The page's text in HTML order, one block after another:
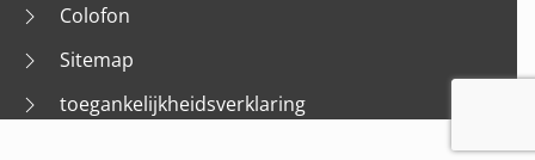
Colofon
Sitemap
toegankelijkheidsverklaring